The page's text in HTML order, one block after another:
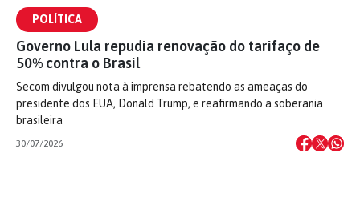
POLÍTICA
Governo Lula repudia renovação do tarifaço de
50% contra o Brasil
Secom divulgou nota à imprensa rebatendo as ameaças do
presidente dos EUA, Donald Trump, e reafirmando a soberania
brasileira
30/07/2026